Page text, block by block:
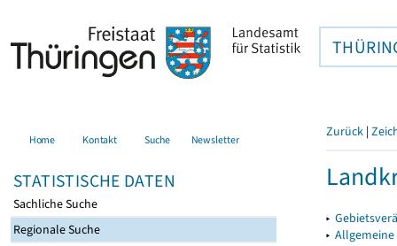
Home Kontakt Suche Newsletter
STATISTISCHE DATEN
Sachliche Suche
Regionale Suche
Zurück |
▸
▸